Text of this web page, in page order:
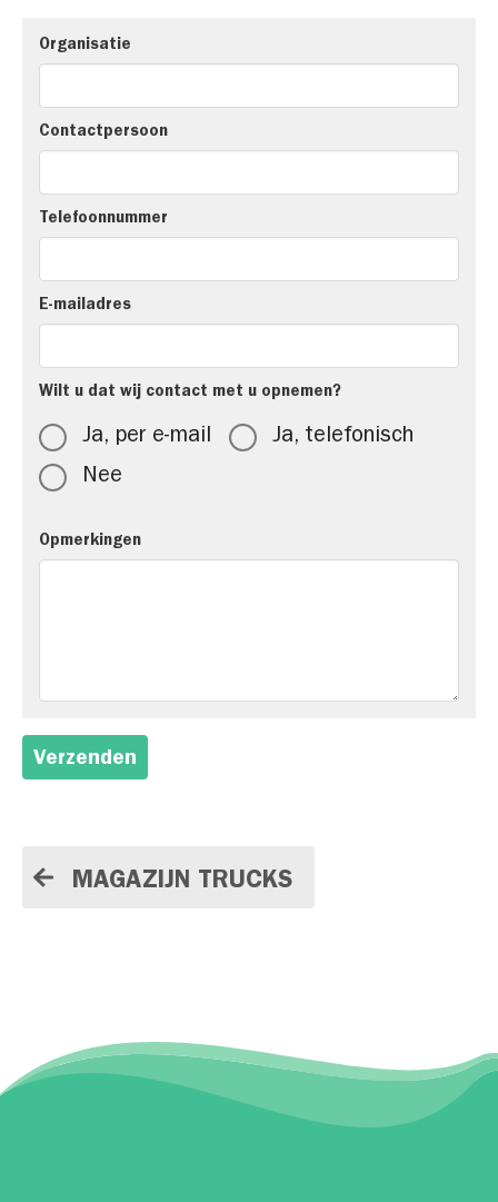
Organisatie
Contactpersoon
Telefoonnummer
E-mailadres
Wilt u dat wij contact met u opnemen?
Ja, per e-mail
Ja, telefonisch
Nee
Opmerkingen
Verzenden
MAGAZIJN TRUCKS